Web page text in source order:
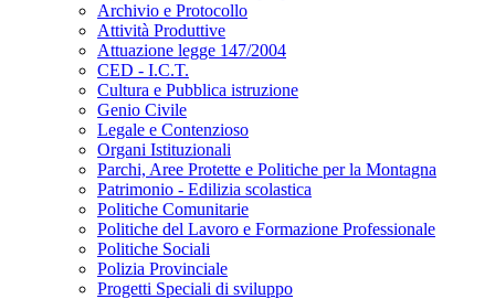
Archivio e Protocollo
Attività Produttive
Attuazione legge 147/2004
CED - I.C.T.
Cultura e Pubblica istruzione
Genio Civile
Legale e Contenzioso
Organi Istituzionali
Parchi, Aree Protette e Politiche per la Montagna
Patrimonio - Edilizia scolastica
Politiche Comunitarie
Politiche del Lavoro e Formazione Professionale
Politiche Sociali
Polizia Provinciale
Progetti Speciali di sviluppo